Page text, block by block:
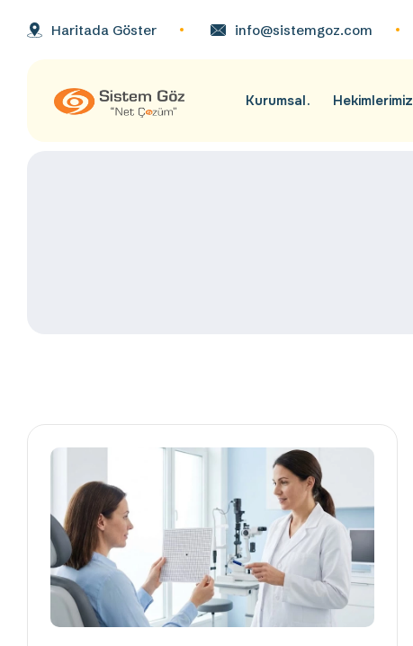
Haritada Göster info@sistemgoz.com
Kurumsal Hekimlerimiz